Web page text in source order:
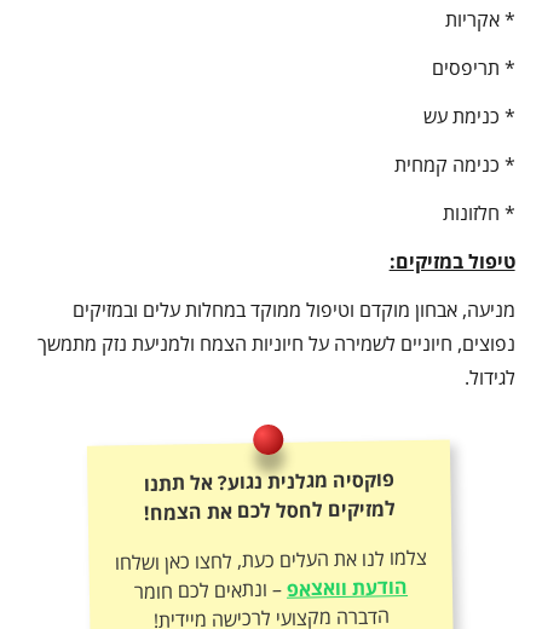
* אקריות
* תריפסים
* כנימת עש
* כנימה קמחית
* חלזונות
טיפול במזיקים:
מניעה, אבחון מוקדם וטיפול ממוקד במחלות עלים ובמזיקים
נפוצים, חיוניים לשמירה על חיוניות הצמח ולמניעת נזק מתמשך
לגידול.
פוקסיה מגלנית נגוע? אל תתנו
למזיקים לחסל לכם את הצמח!
צלמו לנו את העלים כעת, לחצו כאן ושלחו
הודעת וואצאפ– ונתאים לכם חומר
הדברה מקצועי לרכישה מיידית!